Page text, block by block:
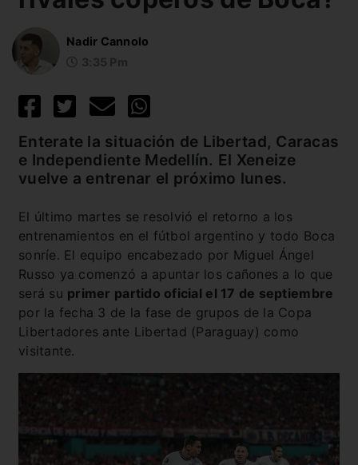
Nadir Cannolo
Enterate la situación de Libertad, Caracas
e Independiente Medellín. El Xeneize
vuelve a entrenar el próximo lunes.
El último martes se resolvió el retorno a los
entrenamientos en el fútbol argentino y todo Boca
sonríe. El equipo encabezado por Miguel Ángel
Russo ya comenzó a apuntar los cañones a lo que
será su primer partido oficial el 17 de septiembre
por la fecha 3 de la fase de grupos de la Copa
Libertadores ante Libertad (Paraguay) como
visitante.